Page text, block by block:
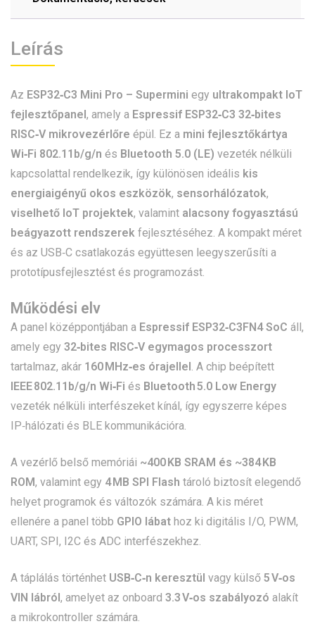
Leírás
Az ESP32‑C3 Mini Pro – Supermini egy ultrakompakt IoT
fejlesztőpanel, amely a Espressif ESP32‑C3 32‑bites
RISC‑V mikrovezérlőre épül. Ez a mini fejlesztőkártya
Wi‑Fi 802.11b/g/n és Bluetooth 5.0 (LE) vezeték nélküli
kapcsolattal rendelkezik, így különösen ideális kis
energiaigényű okos eszközök, sensorhálózatok,
viselhető IoT projektek, valamint alacsony fogyasztású
beágyazott rendszerek fejlesztéséhez. A kompakt méret
és az USB‑C csatlakozás együttesen leegyszerűsíti a
prototípusfejlesztést és programozást.
Működési elv
A panel középpontjában a Espressif ESP32‑C3FN4 SoC áll,
amely egy 32‑bites RISC‑V egymagos processzort
tartalmaz, akár 160 MHz‑es órajellel. A chip beépített
IEEE 802.11b/g/n Wi‑Fi és Bluetooth 5.0 Low Energy
vezeték nélküli interfészeket kínál, így egyszerre képes
IP‑hálózati és BLE kommunikációra.
A vezérlő belső memóriái ~400 KB SRAM és ~384 KB
ROM, valamint egy 4 MB SPI Flash tároló biztosít elegendő
helyet programok és változók számára. A kis méret
ellenére a panel több GPIO lábat hoz ki digitális I/O, PWM,
UART, SPI, I2C és ADC interfészekhez.
A táplálás történhet USB‑C‑n keresztül vagy külső 5 V‑os
VIN lábról, amelyet az onboard 3.3 V‑os szabályozó alakít
a mikrokontroller számára.